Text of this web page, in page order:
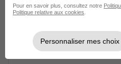
Cette offre n’est plus
Responsable
Administratif H/F
Pour en savoir plus, consultez notre
Politique relative aux cookies
Personnaliser mes choix